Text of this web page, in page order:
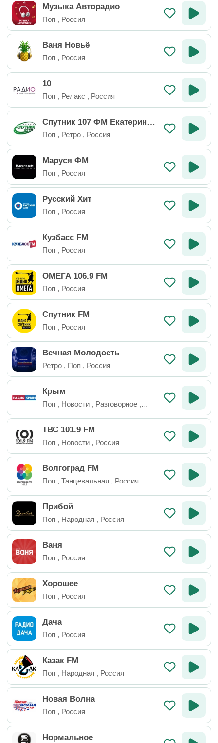
Музыка Авторадио
Поп , Россия
Ваня Новьё
Поп , Россия
10
Поп , Релакс , Россия
Спутник 107 ФМ Екатеринбу
рг
Поп , Ретро , Россия
Маруся ФМ
Поп , Россия
Русский Хит
Поп , Россия
Кузбасс FM
Поп , Россия
ОМЕГА 106.9 FM
Поп , Россия
Спутник FM
Поп , Россия
Вечная Молодость
Ретро , Поп , Россия
Крым
Поп , Новости , Разговорное ,
Россия
ТВС 101.9 FM
Поп , Новости , Россия
Волгоград FM
Поп , Танцевальная , Россия
Прибой
Поп , Народная , Россия
Ваня
Поп , Россия
Хорошее
Поп , Россия
Дача
Поп , Россия
Казак FM
Поп , Народная , Россия
Новая Волна
Поп , Россия
Нормальное